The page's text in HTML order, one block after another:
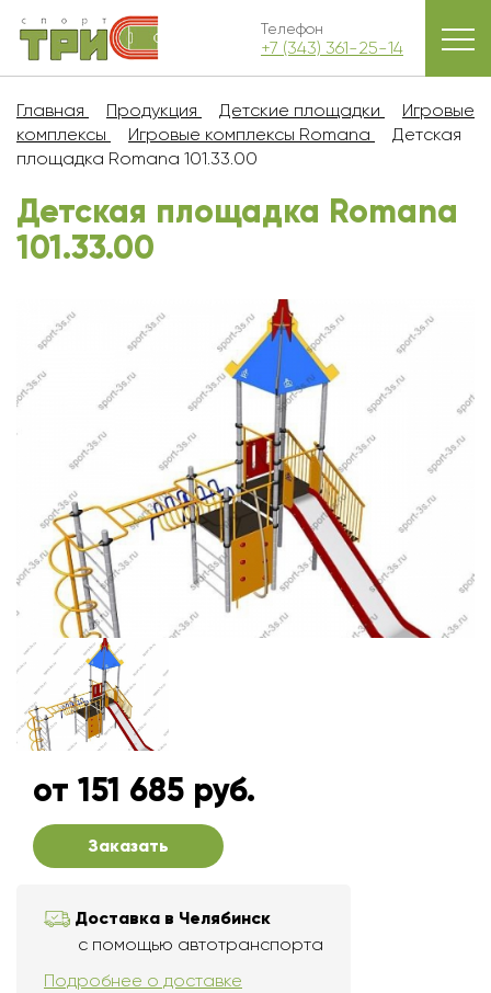
Телефон
+7 (343) 361-25-14
Главная Продукция Детские площадки
Игровые
комплексы
Игровые комплексы Romana
Детская
площадка Romana 101.33.00
Детская площадка Romana
101.33.00
от 151 685 руб.
Заказать
Доставка в Челябинск
с помощью автотранспорта
Подробнее о доставке